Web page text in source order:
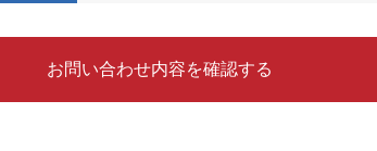
お問い合わせ内容を確認する